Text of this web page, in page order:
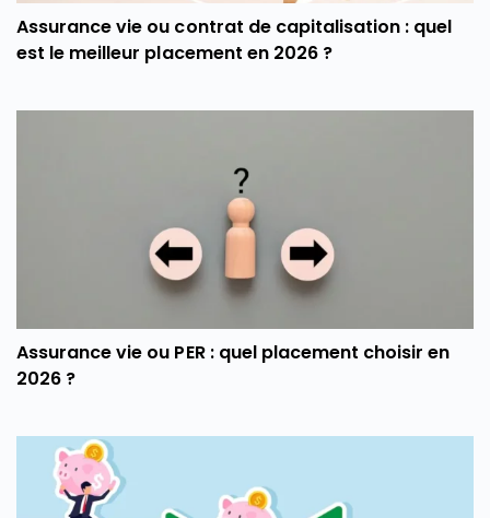
Assurance vie ou contrat de capitalisation : quel
est le meilleur placement en 2026 ?
Assurance vie ou PER : quel placement choisir en
2026 ?